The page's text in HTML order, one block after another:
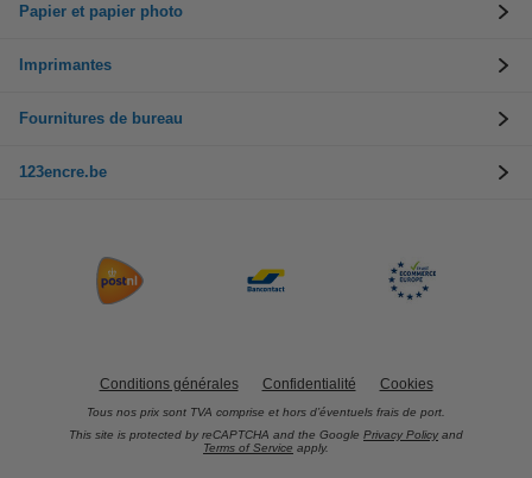
Papier et papier photo
Imprimantes
Fournitures de bureau
123encre.be
Conditions générales Confidentialité Cookies
Tous nos prix sont TVA comprise et hors d’éventuels frais de port.
This site is protected by reCAPTCHA and the Google Privacy Policy and
Terms of Service apply.